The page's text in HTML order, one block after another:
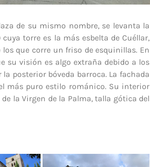
de su mismo nombre, se levanta la
torre es la más esbelta de Cuéllar,
que corre un friso de esquinillas. En
su visión es algo extraña debido a los
posterior bóveda barroca. La fachada
más puro estilo románico. Su interior
la Virgen de la Palma, talla gótica del